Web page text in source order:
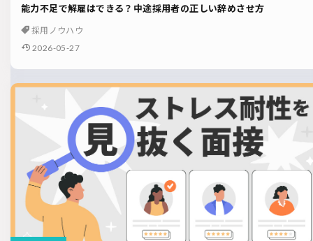
能力不足で解雇はできる？中途採用者の正しい辞めさせ方
採用ノウハウ
2026-05-27